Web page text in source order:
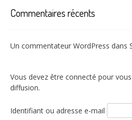
Commentaires récents
Un commentateur WordPress dans
Vous devez être connecté pour
diffusion.
Identifiant ou adresse e-mail